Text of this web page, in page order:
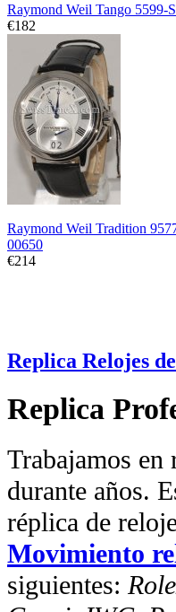
Raymond Weil Tango 5599-
€182
Raymond Weil Tradition
00650
€214
Replica Relojes
Replica
Trabajamos en
durante años.
réplica de
Movimiento
siguientes: